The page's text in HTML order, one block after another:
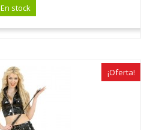
En stock
¡Oferta!